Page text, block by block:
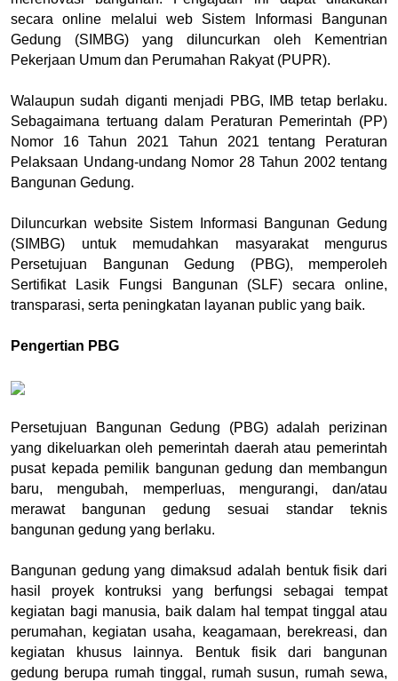
secara online melalui web Sistem Informasi Bangunan
Gedung (SIMBG) yang diluncurkan oleh Kementrian
Pekerjaan Umum dan Perumahan Rakyat (PUPR).
Walaupun sudah diganti menjadi PBG, IMB tetap berlaku.
Sebagaimana tertuang dalam Peraturan Pemerintah (PP)
Nomor 16 Tahun 2021 Tahun 2021 tentang Peraturan
Pelaksaan Undang-undang Nomor 28 Tahun 2002 tentang
Bangunan Gedung.
Diluncurkan website Sistem Informasi Bangunan Gedung
(SIMBG) untuk memudahkan masyarakat mengurus
Persetujuan Bangunan Gedung (PBG), memperoleh
Sertifikat Lasik Fungsi Bangunan (SLF) secara online,
transparasi, serta peningkatan layanan public yang baik.
Pengertian PBG
Persetujuan Bangunan Gedung (PBG) adalah perizinan
yang dikeluarkan oleh pemerintah daerah atau pemerintah
pusat kepada pemilik bangunan gedung dan membangun
baru, mengubah, memperluas, mengurangi, dan/atau
merawat bangunan gedung sesuai standar teknis
bangunan gedung yang berlaku.
Bangunan gedung yang dimaksud adalah bentuk fisik dari
hasil proyek kontruksi yang berfungsi sebagai tempat
kegiatan bagi manusia, baik dalam hal tempat tinggal atau
perumahan, kegiatan usaha, keagamaan, berekreasi, dan
kegiatan khusus lainnya. Bentuk fisik dari bangunan
gedung berupa rumah tinggal, rumah susun, rumah sewa,